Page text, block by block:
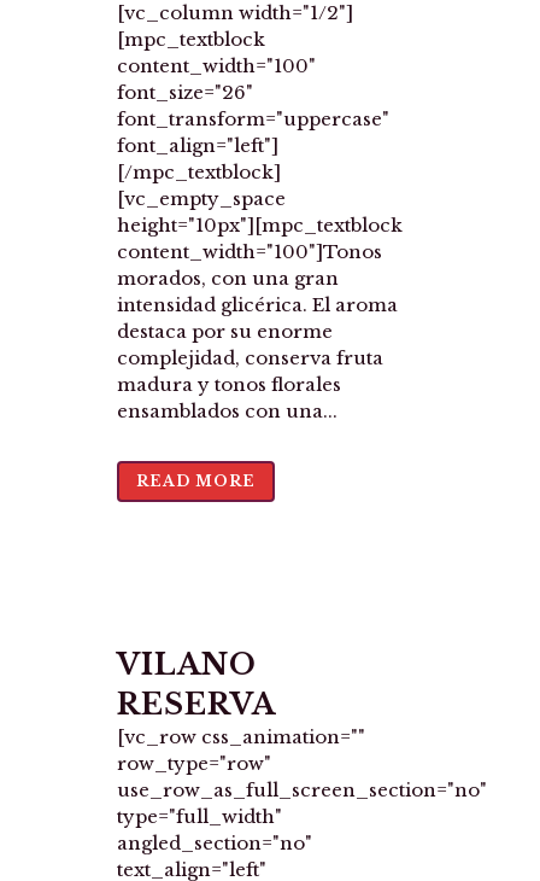
[vc_column width="1/2"]
[mpc_textblock
content_width="100"
font_size="26"
font_transform="uppercase"
font_align="left"]
[/mpc_textblock]
[vc_empty_space
height="10px"][mpc_textblock
content_width="100"]Tonos
morados, con una gran
intensidad glicérica. El aroma
destaca por su enorme
complejidad, conserva fruta
madura y tonos florales
ensamblados con una...
READ MORE
VILANO
RESERVA
[vc_row css_animation=""
row_type="row"
use_row_as_full_screen_section="no"
type="full_width"
angled_section="no"
text_align="left"